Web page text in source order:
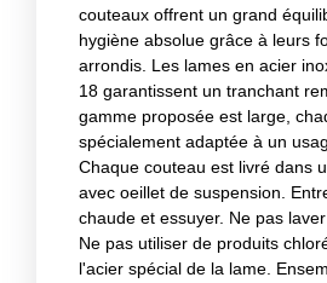
couteaux offrent un grand
hygiène absolue grâce à leurs
arrondis. Les lames en acier
18 garantissent un tranchant
gamme proposée est large,
spécialement adaptée à un
Chaque couteau est livré dans
avec oeillet de suspension.
chaude et essuyer. Ne pas
Ne pas utiliser de produits
l'acier spécial de la lame.